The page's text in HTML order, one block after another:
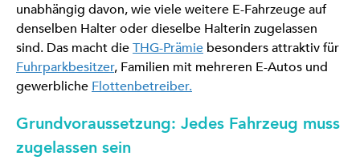
unabhängig davon, wie viele weitere E-Fahrzeuge auf
denselben Halter oder dieselbe Halterin zugelassen
sind. Das macht dieTHG-Prämie besonders attraktiv für
Fuhrparkbesitzer, Familien mit mehreren E-Autos und
gewerbliche Flottenbetreiber.
Grundvoraussetzung: Jedes Fahrzeug muss
zugelassen sein